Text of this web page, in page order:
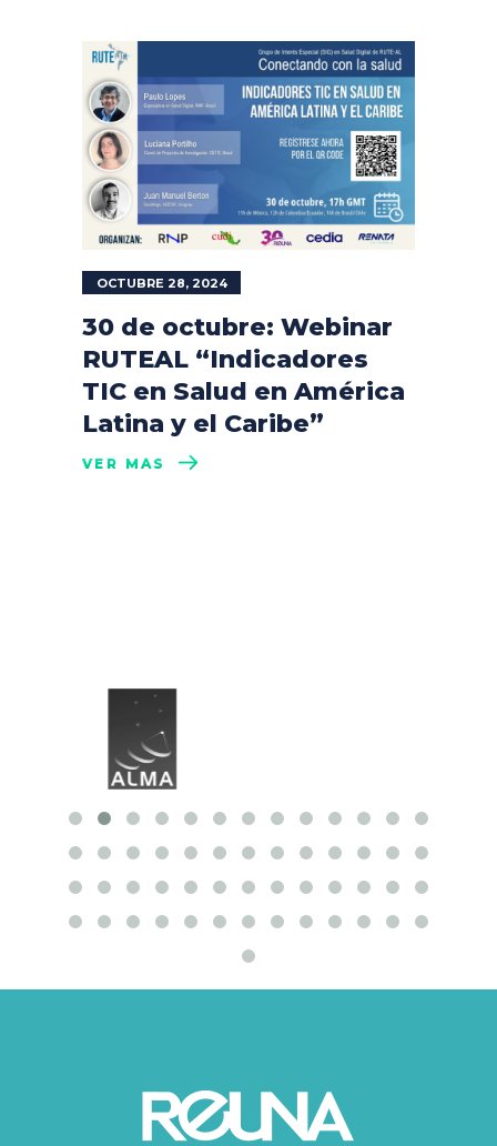
OCTUBRE 28, 2024
30 de octubre: Webinar
RUTEAL “Indicadores
TIC en Salud en América
Latina y el Caribe”
VER MÁS